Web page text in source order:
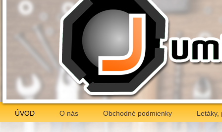
ÚVOD O nás Obchodné podmienky Letáky,